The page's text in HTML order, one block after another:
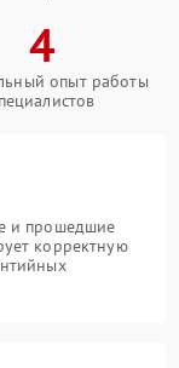
4
опыт работы
и прошедшие
корректную